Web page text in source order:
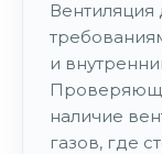
Вентиляция
и
наличие
газов, где